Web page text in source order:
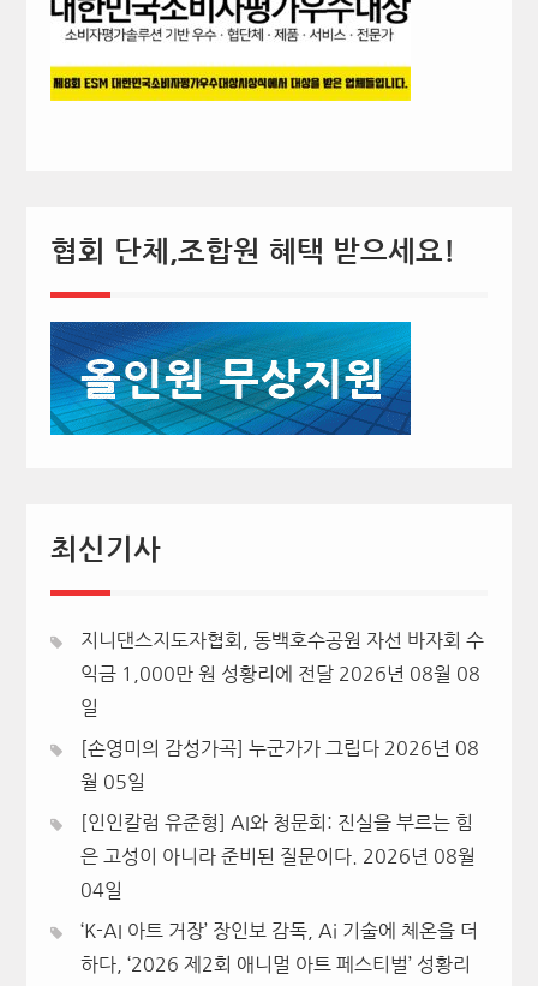
협회 단체,조합원 혜택 받으세요!
최신기사
지니댄스지도자협회, 동백호수공원 자선 바자회 수
익금 1,000만 원 성황리에 전달 2026년 08월 08
일
[손영미의 감성가곡] 누군가가 그립다 2026년 08
월 05일
[인인칼럼 유준형] AI와 청문회: 진실을 부르는 힘
은 고성이 아니라 준비된 질문이다.
2026년 08월
04일
‘K-AI 아트 거장’ 장인보 감독, Ai 기술에 체온을 더
하다, ‘2026 제2회 애니멀 아트 페스티벌’ 성황리